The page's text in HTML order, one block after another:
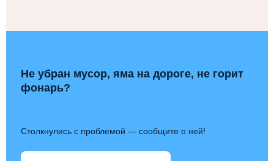
Не убран мусор, яма на дороге, не горит
фонарь?
Столкнулись с проблемой — сообщите о ней!